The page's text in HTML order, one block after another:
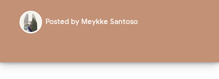
Posted by Meykke Santoso